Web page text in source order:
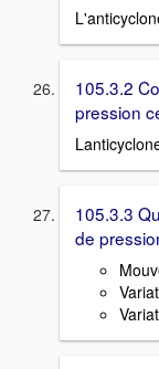
105.3.2
pression
105.3.3
de